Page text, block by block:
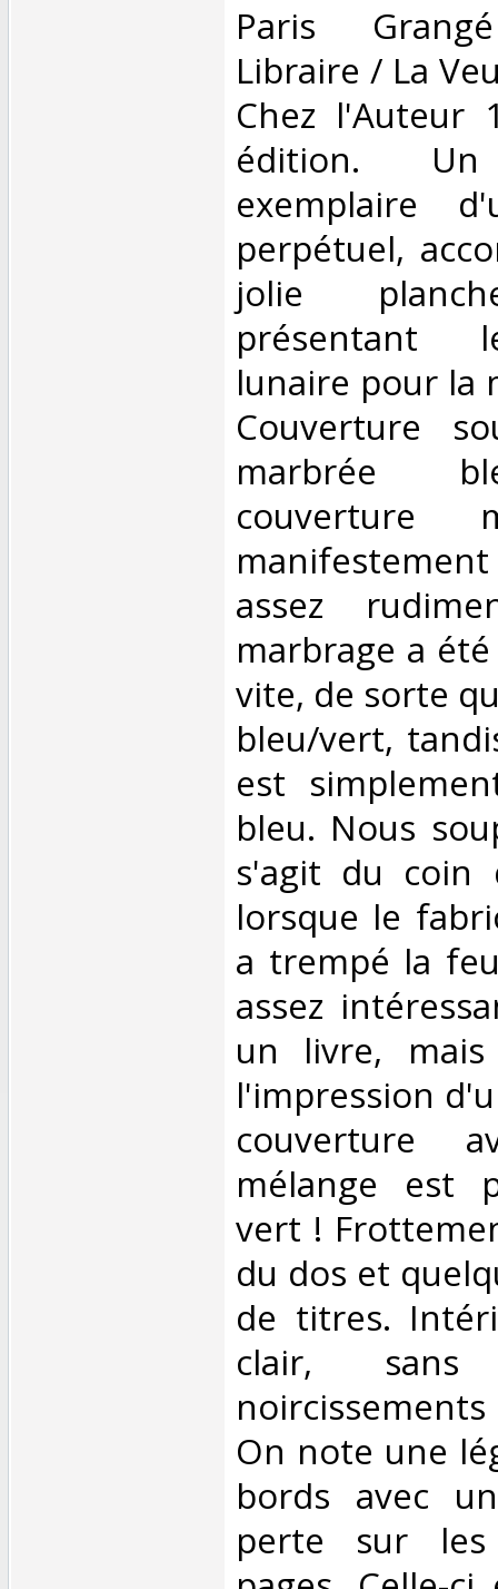
‎Paris
Libraire / La
Chez l'Auteur
édition.
exemplaire
perpétuel,
jolie
présentant
lunaire pour la
Couverture
marbrée
couverture
assez
marbrage a
vite, de sorte
bleu/vert,
est
bleu. Nous
s'agit du coin
lorsque le
a trempé la
assez
un livre,
l'impression
couverture
mélange est
vert !
du dos et
de titres.
clair,
On note une
bords avec
perte sur